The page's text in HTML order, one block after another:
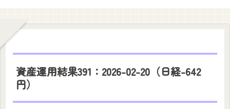
資産運用結果391：2026-02-20（日経-642
円）